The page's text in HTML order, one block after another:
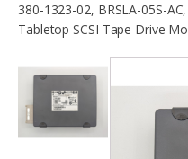
380-1323-02, BRSLA-05S-
Tabletop SCSI Tape Drive